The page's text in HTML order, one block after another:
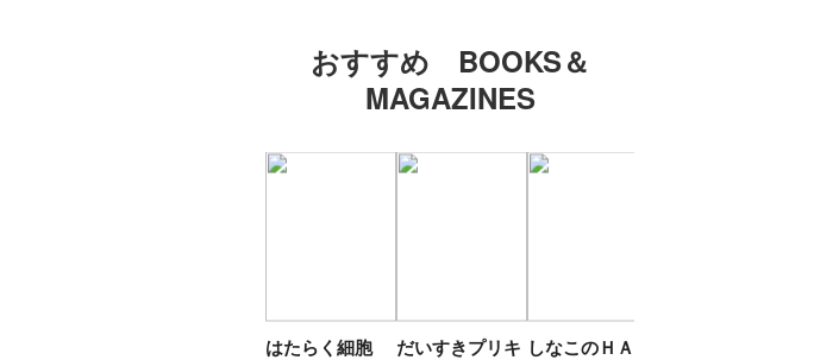
おすすめ BOOKS＆
MAGAZINES
はたらく細胞
だいすきプリキ しなこのＨＡＰ